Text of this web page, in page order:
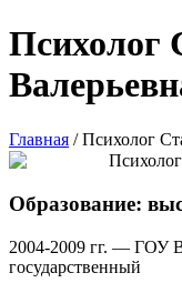
Психолог
Главная /Психолог
Образование:
2004-2009 гг. — ГОУ
государственный